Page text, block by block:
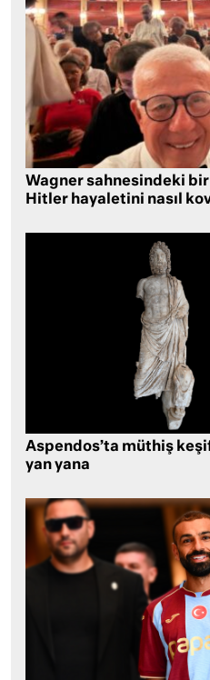
Wagner sahnesindeki bir
Hitler hayaletini nasıl
Aspendos’ta müthiş
yan yana